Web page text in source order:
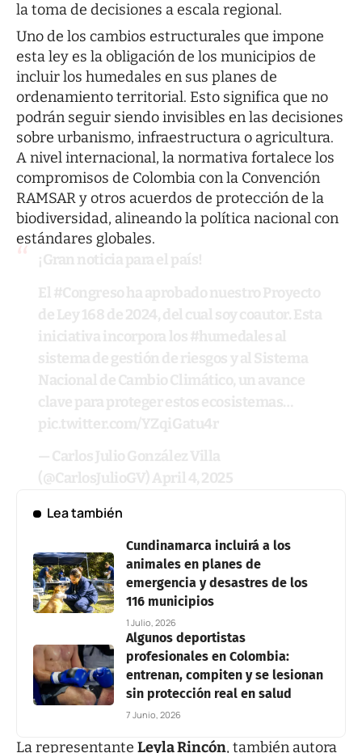
la toma de decisiones a escala regional.
Uno de los cambios estructurales que impone
esta ley es la obligación de los municipios de
incluir los humedales en sus planes de
ordenamiento territorial. Esto significa que no
podrán seguir siendo invisibles en las decisiones
sobre urbanismo, infraestructura o agricultura.
A nivel internacional, la normativa fortalece los
compromisos de Colombia con la Convención
RAMSAR y otros acuerdos de protección de la
biodiversidad, alineando la política nacional con
estándares globales.
Lea también
Cundinamarca incluirá a los
animales en planes de
emergencia y desastres de los
116 municipios
1 Julio, 2026
Algunos deportistas
profesionales en Colombia:
entrenan, compiten y se lesionan
sin protección real en salud
7 Junio, 2026
La representante Leyla Rincón, también autora